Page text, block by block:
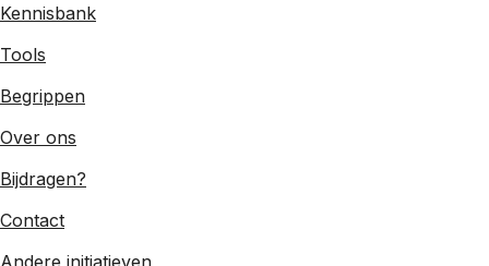
Kennisbank
Tools
Begrippen
Over ons
Bijdragen?
Contact
Andere initiatieven